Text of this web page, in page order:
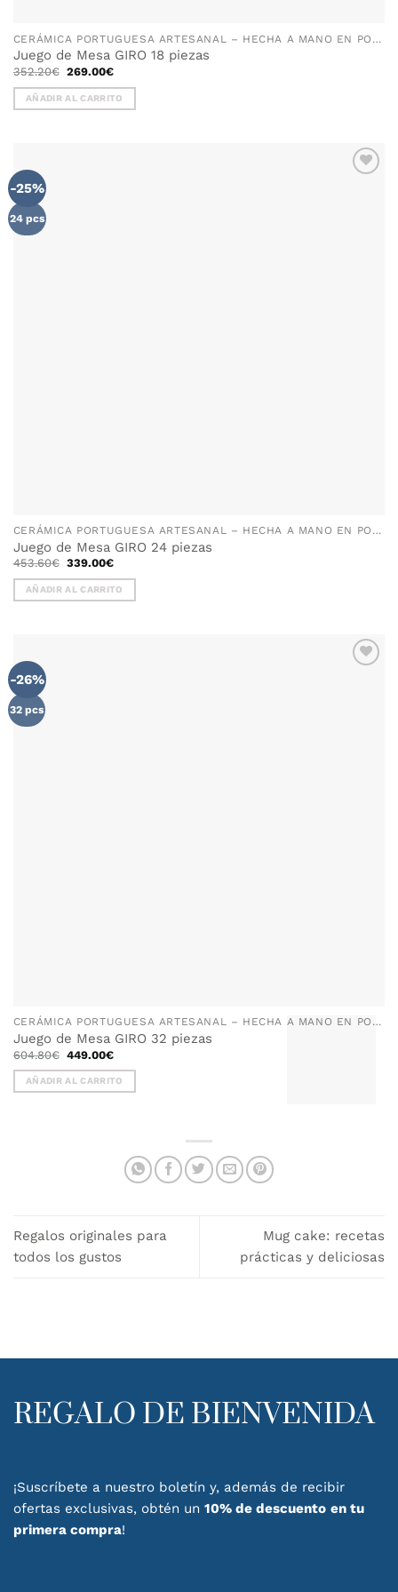
CERÁMICA PORTUGUESA ARTESANAL – HECHA A MANO EN PORTUGAL
Juego de Mesa GIRO 18 piezas
352.20€ El
original
era:
352.20€.
269.00€El
actual
es:
269.00€.
AÑADIR AL CARRITO
-25%
24 pcs
CERÁMICA PORTUGUESA ARTESANAL – HECHA A MANO EN PORTUGAL
Juego de Mesa GIRO 24 piezas
453.60€ El
original
era:
453.60€.
339.00€El
actual
es:
339.00€.
AÑADIR AL CARRITO
-26%
32 pcs
CERÁMICA PORTUGUESA ARTESANAL – HECHA A MANO EN PORTUGAL
Juego de Mesa GIRO 32 piezas
604.80€ El
original
era:
604.80€.
449.00€El
actual
es:
449.00€.
AÑADIR AL CARRITO
Regalos originales para
todos los gustos
Mug cake: recetas
prácticas y deliciosas
REGALO DE BIENVENIDA
¡Suscríbete a nuestro boletín y, además de recibir
ofertas exclusivas, obtén un 10% de descuento en tu
primera compra!